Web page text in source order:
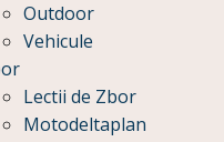
Outdoor
Vehicule
Lectii de Zbor
Motodeltaplan